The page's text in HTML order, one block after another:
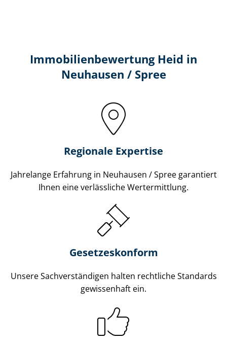
Immobilien­bewertung Heid in
Neuhausen / Spree
Regionale Expertise
Jahrelange Erfahrung in Neuhausen / Spree garantiert
Ihnen eine verlässliche Wertermittlung.
Gesetzes­konform
Unsere Sach­ver­stän­di­gen halten rechtliche Standards
gewissenhaft ein.